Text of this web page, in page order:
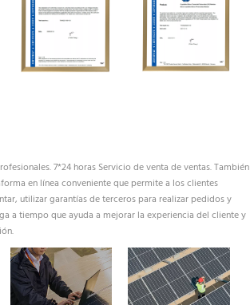
7*24 horas Servicio de venta de ventas. También
en línea conveniente que permite a los clientes
utilizar garantías de terceros para realizar pedidos y
a tiempo que ayuda a mejorar la experiencia del cliente y